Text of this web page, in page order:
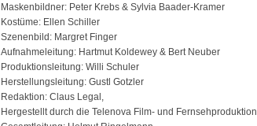
Maskenbildner: Peter Krebs & Sylvia Baader-Kramer
Kostüme: Ellen Schiller
Szenenbild: Margret Finger
Aufnahmeleitung: Hartmut Koldewey & Bert Neuber
Produktionsleitung: Willi Schuler
Herstellungsleitung: Gustl Gotzler
Redaktion: Claus Legal,
Hergestellt durch die Telenova Film- und Fernsehproduktion